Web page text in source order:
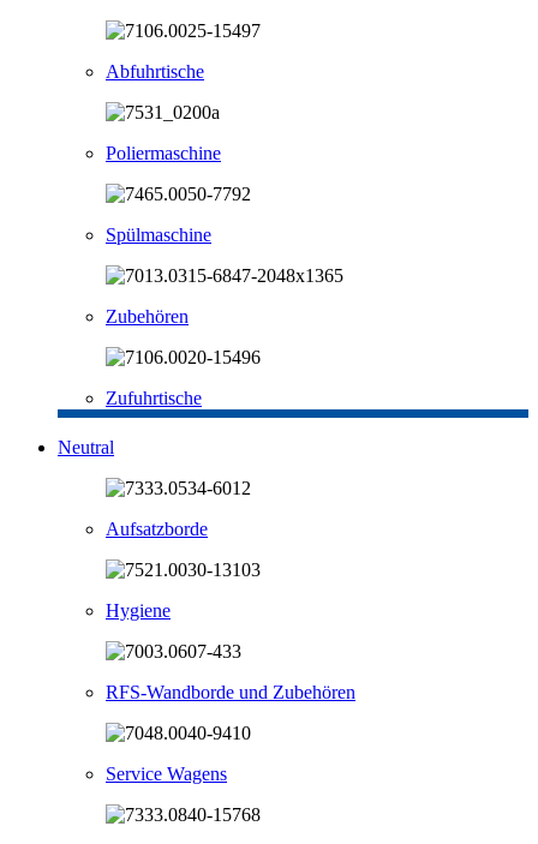
Abfuhrtische
Poliermaschine
Spülmaschine
Zubehören
Zufuhrtische
Neutral
Aufsatzborde
Hygiene
RFS-Wandborde und Zubehören
Service Wagens